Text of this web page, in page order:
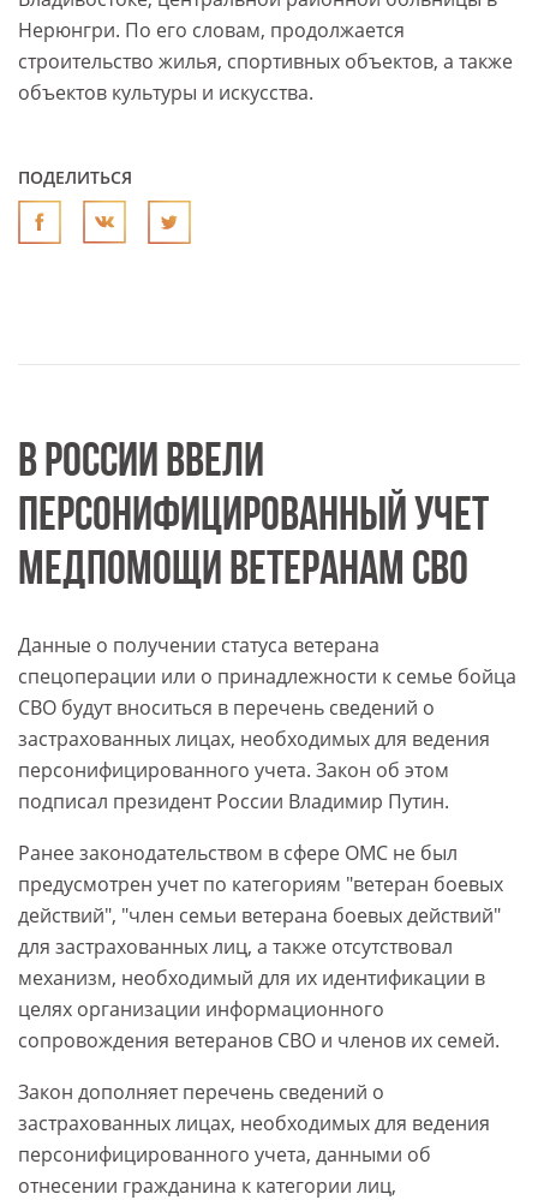
Нерюнгри. По его словам, продолжается
строительство жилья, спортивных объектов, а также
объектов культуры и искусства.
ПОДЕЛИТЬСЯ
В РОССИИ ВВЕЛИ
ПЕРСОНИФИЦИРОВАННЫЙ УЧЕТ
МЕДПОМОЩИ ВЕТЕРАНАМ СВО
Данные о получении статуса ветерана
спецоперации или о принадлежности к семье бойца
СВО будут вноситься в перечень сведений о
застрахованных лицах, необходимых для ведения
персонифицированного учета. Закон об этом
подписал президент России Владимир Путин.
Ранее законодательством в сфере ОМС не был
предусмотрен учет по категориям "ветеран боевых
действий", "член семьи ветерана боевых действий"
для застрахованных лиц, а также отсутствовал
механизм, необходимый для их идентификации в
целях организации информационного
сопровождения ветеранов СВО и членов их семей.
Закон дополняет перечень сведений о
застрахованных лицах, необходимых для ведения
персонифицированного учета, данными об
отнесении гражданина к категории лиц,